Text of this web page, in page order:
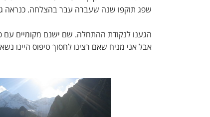
שפג תוקפו שנה שעברה עבר בהצלחה. כנראה
אבל אני מניח שאם רצינו לחסוך טיפוס היינו